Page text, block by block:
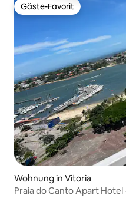
Gäste-Favorit
Gäste-Favorit
Wohnung in Vitoria
Praia do Canto Apart